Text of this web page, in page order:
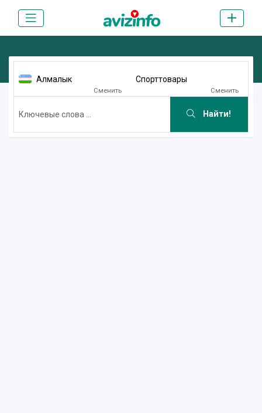
Алмалык
Сменить
Спорттовары
Сменить
Найти!